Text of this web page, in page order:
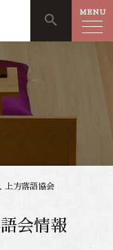
search MENU
上方落語協会
会情報